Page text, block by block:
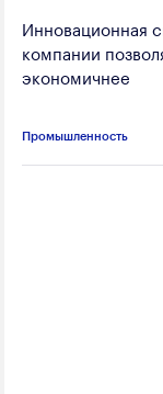
Инновационная
компании
экономичнее
Промышленность